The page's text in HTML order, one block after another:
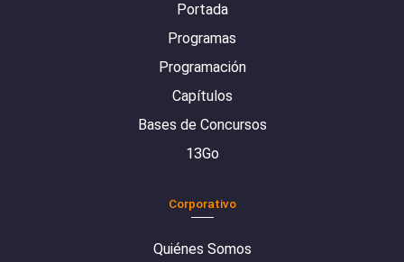
Portada
Programas
Programación
Capítulos
Bases de Concursos
13Go
Corporativo
Quiénes Somos